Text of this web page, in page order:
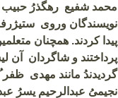
محمد شفیع رهگذرُ حبیب
نویسندگان وروی
پیدا کردند. همچنان
پرداختند و شاگردان آن
گردیدندُ مانند مهدی ظفر
نجیمیُ عبدالرحیم یسرُ